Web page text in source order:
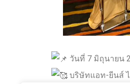
วันที่ 7 มิถุนายน
บริษัทแอท-ยีนส์ ไ